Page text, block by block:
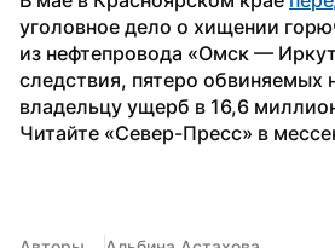
уголовное дело о хищении
из нефтепровода «Омск —
следствия, пятеро обвиняемых
владельцу ущерб в 16,6
Читайте «Север-Пресс» в